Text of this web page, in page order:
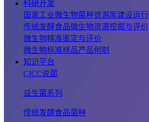
科研开发
国家工业微生物菌种资源库建设运行
传统发酵食品微生物资源挖掘与评价
微生物精准鉴定与评价
微生物标准样品产品创制
知识平台
CICC说菌
益生菌系列
传统发酵食品菌种